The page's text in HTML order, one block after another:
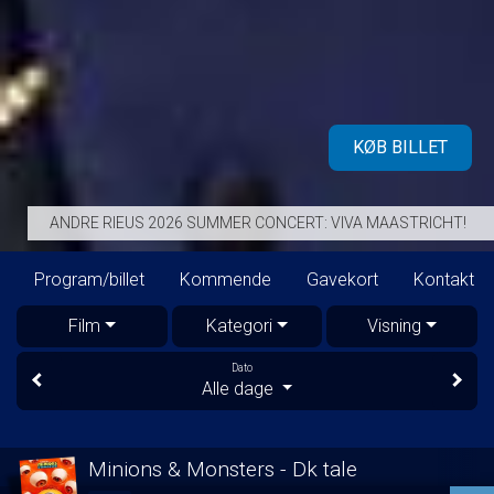
ANDRE RIEUS 2026 SUMMER CONCERT: VIVA MAASTRICHT!
KØB BILLET
Program/billet Kommende Gavekort Kontakt
Film Kategori Visning
Dato
Alle dage
Minions & Monsters - Dk tale